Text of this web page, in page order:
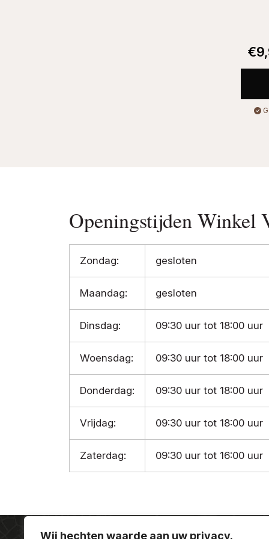
Wij hechten waarde aan uw privacy.
€
Openingstijden Winkel
Zondag: gesloten
Maandag: gesloten
Dinsdag: 09:30 uur tot 18:00 uur
Woensdag: 09:30 uur tot 18:00 uur
Donderdag: 09:30 uur tot 18:00 uur
Vrijdag: 09:30 uur tot 18:00 uur
Zaterdag: 09:30 uur tot 16:00 uur